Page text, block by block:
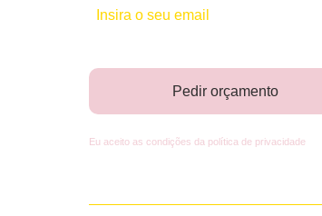
Pedir orçamento
Eu aceito as condições da política de privacidade